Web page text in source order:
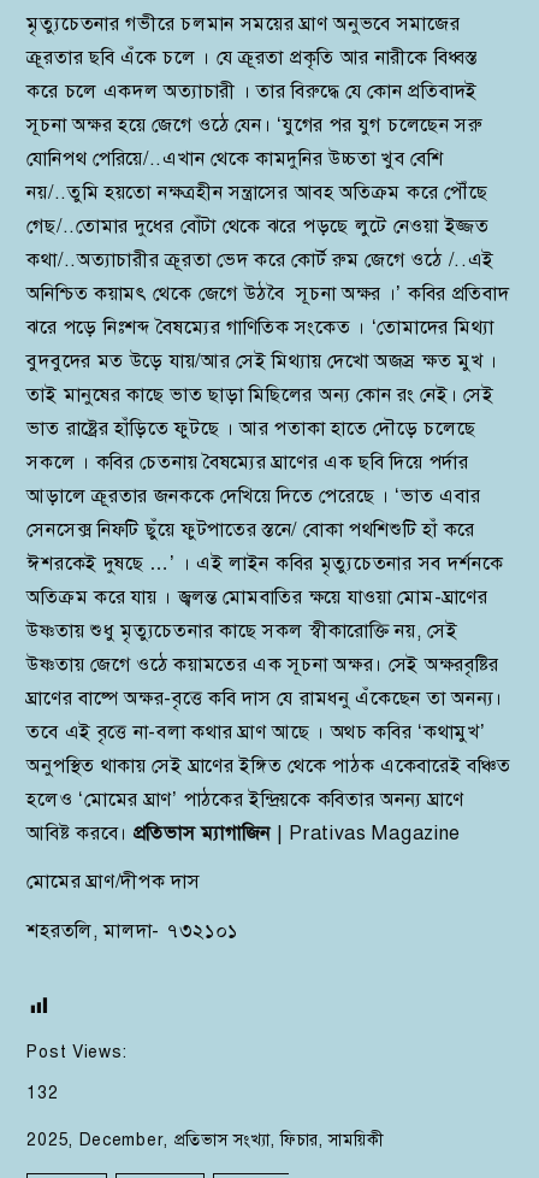
মৃত্যুচেতনার গভীরে চলমান সময়ের ঘ্রাণ অনুভবে সমাজের
ক্রূরতার ছবি এঁকে চলে । যে ক্রূরতা প্রকৃতি আর নারীকে বিধ্বস্ত
করে চলে একদল অত্যাচারী । তার বিরুদ্ধে যে কোন প্রতিবাদই
সূচনা অক্ষর হয়ে জেগে ওঠে যেন। ‘যুগের পর যুগ চলেছেন সরু
যোনিপথ পেরিয়ে/..এখান থেকে কামদুনির উচ্চতা খুব বেশি
নয়/..তুমি হয়তো নক্ষত্রহীন সন্ত্রাসের আবহ অতিক্রম করে পৌঁছে
গেছ/..তোমার দুধের বোঁটা থেকে ঝরে পড়ছে লুটে নেওয়া ইজ্জত
কথা/..অত্যাচারীর ক্রূরতা ভেদ করে কোর্ট রুম জেগে ওঠে /..এই
অনিশ্চিত কয়ামৎ থেকে জেগে উঠবৈ সূচনা অক্ষর ।’ কবির প্রতিবাদ
ঝরে পড়ে নিঃশব্দ বৈষম্যের গাণিতিক সংকেত । ‘তোমাদের মিথ্যা
বুদবুদের মত উড়ে যায়/আর সেই মিথ্যায় দেখো অজস্র ক্ষত মুখ ।
তাই মানুষের কাছে ভাত ছাড়া মিছিলের অন্য কোন রং নেই। সেই
ভাত রাষ্ট্রের হাঁড়িতে ফুটছে । আর পতাকা হাতে দৌড়ে চলেছে
সকলে । কবির চেতনায় বৈষম্যের ঘ্রাণের এক ছবি দিয়ে পর্দার
আড়ালে ক্রূরতার জনককে দেখিয়ে দিতে পেরেছে । ‘ভাত এবার
সেনসেক্স নিফটি ছুঁয়ে ফুটপাতের স্তনে/ বোকা পথশিশুটি হাঁ করে
ঈশরকেই দুষছে …’ । এই লাইন কবির মৃত্যুচেতনার সব দর্শনকে
অতিক্রম করে যায় । জ্বলন্ত মোমবাতির ক্ষয়ে যাওয়া মোম-ঘ্রাণের
উষ্ণতায় শুধু মৃত্যুচেতনার কাছে সকল স্বীকারোক্তি নয়, সেই
উষ্ণতায় জেগে ওঠে কয়ামতের এক সূচনা অক্ষর। সেই অক্ষরবৃষ্টির
ঘ্রাণের বাষ্পে অক্ষর-বৃত্তে কবি দাস যে রামধনু এঁকেছেন তা অনন্য।
তবে এই বৃত্তে না-বলা কথার ঘ্রাণ আছে । অথচ কবির ‘কথামুখ’
অনুপস্থিত থাকায় সেই ঘ্রাণের ইঙ্গিত থেকে পাঠক একেবারেই বঞ্চিত
হলেও ‘মোমের ঘ্রাণ’ পাঠকের ইন্দ্রিয়কে কবিতার অনন্য ঘ্রাণে
আবিষ্ট করবে। প্রতিভাস ম্যাগাজিন| Prativas Magazine
মোমের ঘ্রাণ/দীপক দাস
শহরতলি, মালদা- ৭৩২১০১
Post Views:
132
2025, December, প্রতিভাস সংখ্যা,ফিচার,সাময়িকী